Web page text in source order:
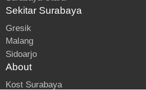
Sekitar Surabaya
Gresik
Malang
Sidoarjo
About
Kost Surabaya